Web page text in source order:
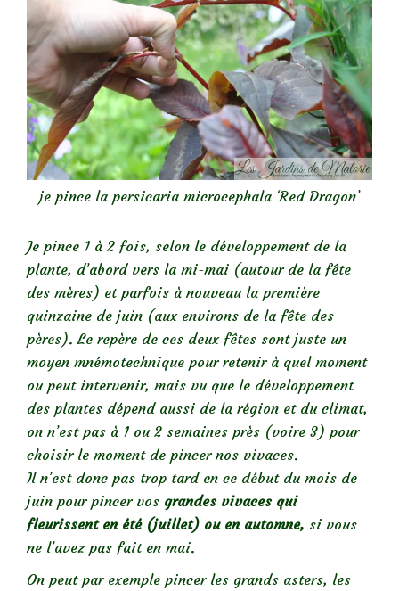
je pince la persicaria microcephala ‘Red Dragon’
Je pince 1 à 2 fois, selon le développement de la
plante, d’abord vers la mi-mai (autour de la fête
des mères) et parfois à nouveau la première
quinzaine de juin (aux environs de la fête des
pères). Le repère de ces deux fêtes sont juste un
moyen mnémotechnique pour retenir à quel moment
ou peut intervenir, mais vu que le développement
des plantes dépend aussi de la région et du climat,
on n’est pas à 1 ou 2 semaines près (voire 3) pour
choisir le moment de pincer nos vivaces.
Il n’est donc pas trop tard en ce début du mois de
juin pour pincer vos grandes vivaces qui
fleurissent en été (juillet) ou en automne, si vous
ne l’avez pas fait en mai.
On peut par exemple pincer les grands asters, les